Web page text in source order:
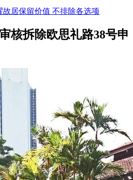
居保留价值 不排除各选项
核拆除欧思礼路38号申